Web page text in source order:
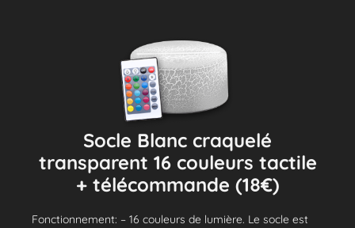
Socle Blanc craquelé
transparent 16 couleurs tactile
+ télécommande (18€)
Fonctionnement: – 16 couleurs de lumière. Le socle est